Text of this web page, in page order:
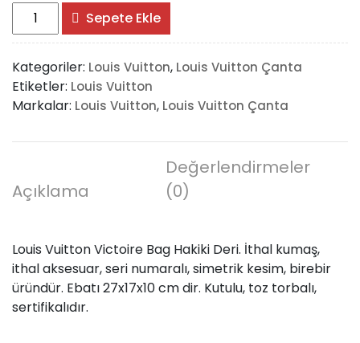
Louis
Vuitton
Victoire
Bag
adet
Sepete Ekle
Kategoriler: Louis Vuitton, Louis Vuitton Çanta
Etiketler: Louis Vuitton
Markalar: Louis Vuitton, Louis Vuitton Çanta
Açıklama
Değerlendirmeler
(0)
Louis Vuitton Victoire Bag Hakiki Deri. İthal kumaş,
ithal aksesuar, seri numaralı, simetrik kesim, birebir
üründür. Ebatı 27x17x10 cm dir. Kutulu, toz torbalı,
sertifikalıdır.